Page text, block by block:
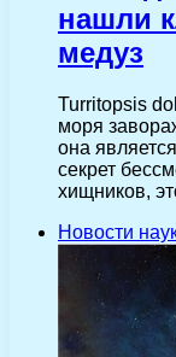
нашли
медуз
Turritopsis
моря
она
секрет
хищников,
Новости